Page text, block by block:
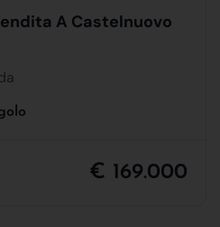
A Castelnuovo
€ 169.000